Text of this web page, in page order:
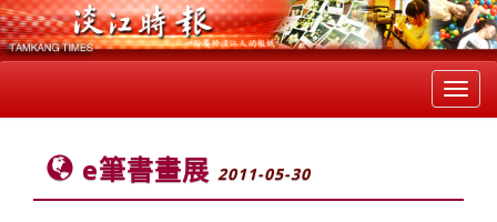
e筆書畫展 2011-05-30